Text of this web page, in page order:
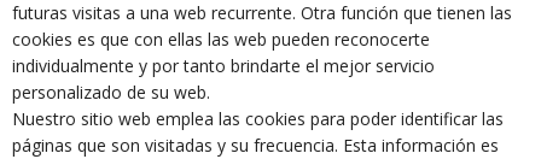
futuras visitas a una web recurrente. Otra función que tienen las
cookies es que con ellas las web pueden reconocerte
individualmente y por tanto brindarte el mejor servicio
personalizado de su web.
Nuestro sitio web emplea las cookies para poder identificar las
páginas que son visitadas y su frecuencia. Esta información es